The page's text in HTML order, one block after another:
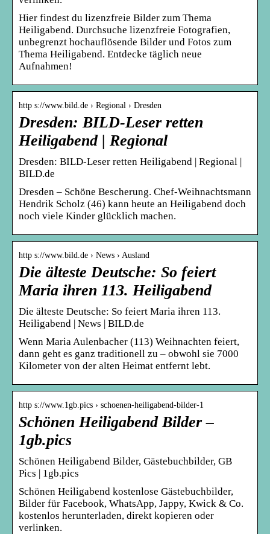
Hier findest du lizenzfreie Bilder zum Thema
Heiligabend. Durchsuche lizenzfreie Fotografien,
unbegrenzt hochauflösende Bilder und Fotos zum
Thema Heiligabend. Entdecke täglich neue
Aufnahmen!
http s://www.bild.de › Regional › Dresden
Dresden: BILD-Leser retten
Heiligabend | Regional
Dresden: BILD-Leser retten Heiligabend | Regional |
BILD.de
Dresden – Schöne Bescherung. Chef-Weihnachtsmann
Hendrik Scholz (46) kann heute an Heiligabend doch
noch viele Kinder glücklich machen.
http s://www.bild.de › News › Ausland
Die älteste Deutsche: So feiert
Maria ihren 113. Heiligabend
Die älteste Deutsche: So feiert Maria ihren 113.
Heiligabend | News | BILD.de
Wenn Maria Aulenbacher (113) Weihnachten feiert,
dann geht es ganz traditionell zu – obwohl sie 7000
Kilometer von der alten Heimat entfernt lebt.
http s://www.1gb.pics › schoenen-heiligabend-bilder-1
Schönen Heiligabend Bilder –
1gb.pics
Schönen Heiligabend Bilder, Gästebuchbilder, GB
Pics | 1gb.pics
Schönen Heiligabend kostenlose Gästebuchbilder,
Bilder für Facebook, WhatsApp, Jappy, Kwick & Co.
kostenlos herunterladen, direkt kopieren oder
verlinken.